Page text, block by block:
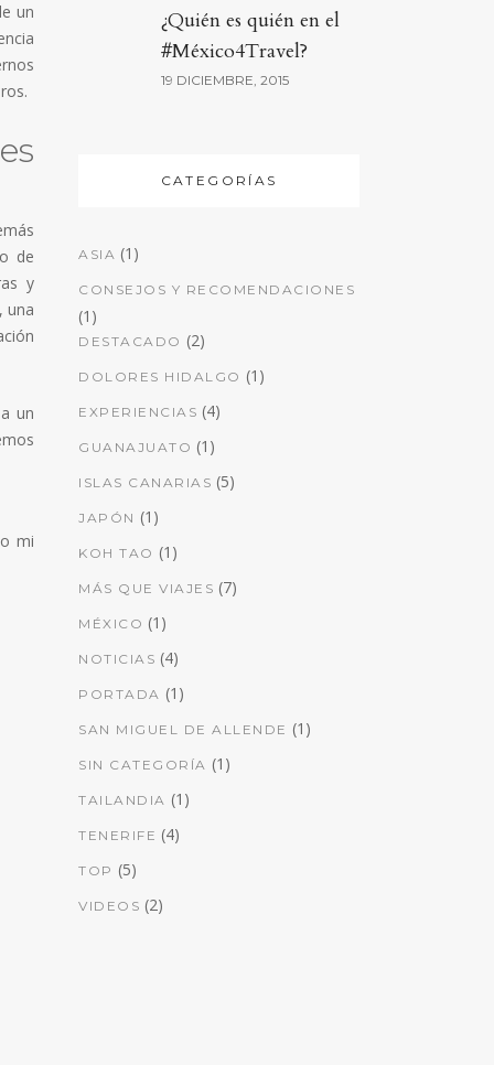
un
de
y
una
un
mi
¿Quién es quién en el
#México4Travel?
19 DICIEMBRE, 2015
CATEGORÍAS
ASIA (1)
CONSEJOS Y RECOMENDACIONES
(1)
DESTACADO (2)
DOLORES HIDALGO (1)
EXPERIENCIAS (4)
GUANAJUATO (1)
ISLAS CANARIAS (5)
JAPÓN (1)
KOH TAO (1)
MÁS QUE VIAJES (7)
MÉXICO (1)
NOTICIAS (4)
PORTADA (1)
SAN MIGUEL DE ALLENDE (1)
SIN CATEGORÍA (1)
TAILANDIA (1)
TENERIFE (4)
TOP (5)
VIDEOS (2)